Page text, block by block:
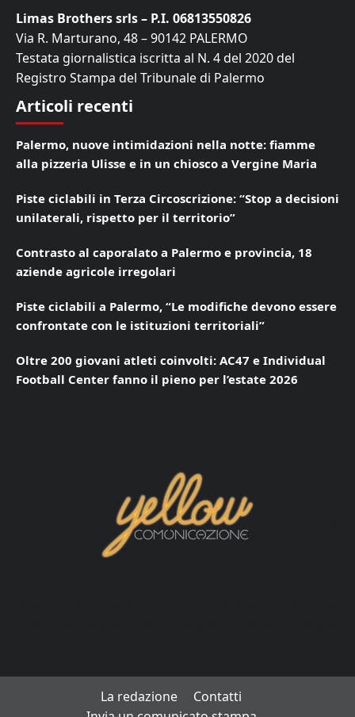
Limas Brothers srls – P.I. 06813550826
Via R. Marturano, 48 – 90142 PALERMO
Testata giornalistica iscritta al N. 4 del 2020 del
Registro Stampa del Tribunale di Palermo
Articoli recenti
Palermo, nuove intimidazioni nella notte: fiamme
alla pizzeria Ulisse e in un chiosco a Vergine Maria
Piste ciclabili in Terza Circoscrizione: “Stop a decisioni
unilaterali, rispetto per il territorio”
Contrasto al caporalato a Palermo e provincia, 18
aziende agricole irregolari
Piste ciclabili a Palermo, “Le modifiche devono essere
confrontate con le istituzioni territoriali”
Oltre 200 giovani atleti coinvolti: AC47 e Individual
Football Center fanno il pieno per l’estate 2026
La redazione
Contatti